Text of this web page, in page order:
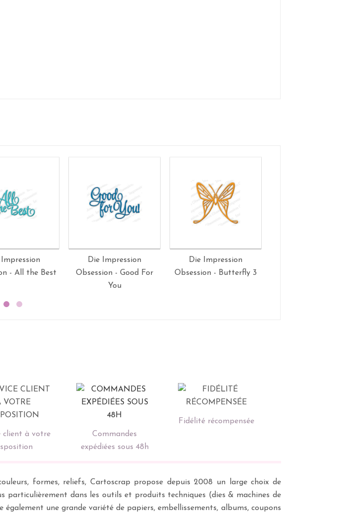
Impression
- All the Best
Die Impression
Obsession - Good For
You
Die Impression
Obsession - Butterfly 3
client à votre
Commandes
expédiées sous 48h
Fidélité récompensée
formes, reliefs, Cartoscrap propose depuis 2008 un large choix de
particulièrement dans les outils et produits techniques (dies & machines de
une grande variété de papiers, embellissements, albums, coupons